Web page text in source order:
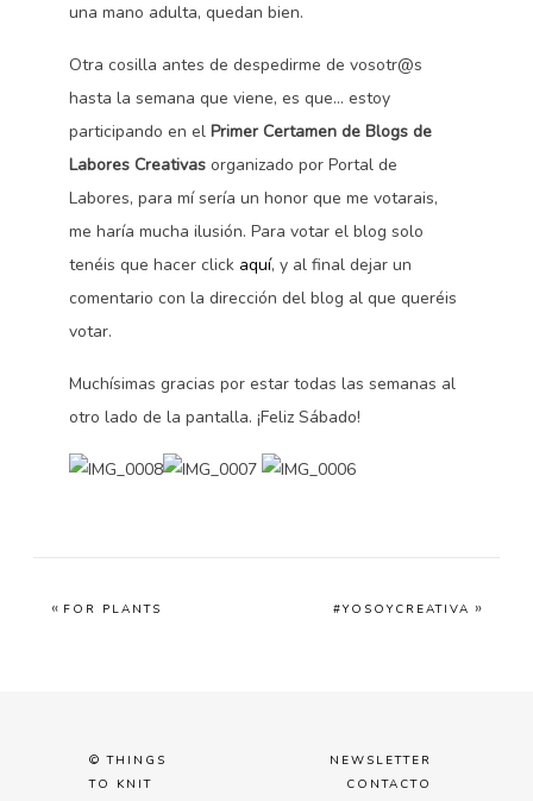
una mano adulta, quedan bien.
Otra cosilla antes de despedirme de vosotr@s
hasta la semana que viene, es que… estoy
participando en el Primer Certamen de Blogs de
Labores Creativas organizado por Portal de
Labores, para mí sería un honor que me votarais,
me haría mucha ilusión. Para votar el blog solo
tenéis que hacer click aquí, y al final dejar un
comentario con la dirección del blog al que queréis
votar.
Muchísimas gracias por estar todas las semanas al
otro lado de la pantalla. ¡Feliz Sábado!
« FOR PLANTS #YOSOYCREATIVA »
© THINGS
TO KNIT
NEWSLETTER
CONTACTO